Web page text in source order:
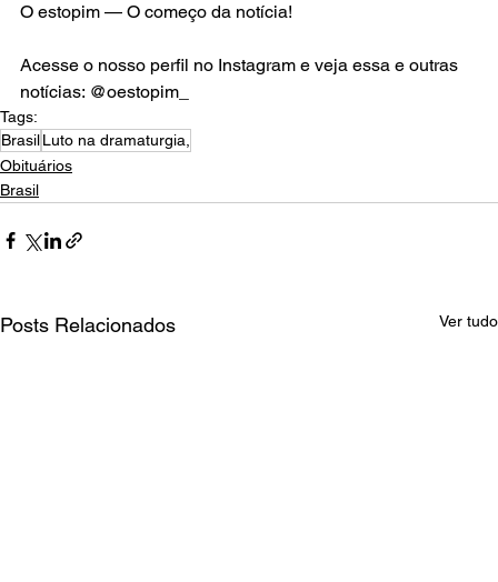
O estopim — O começo da notícia!
Acesse o nosso perfil no Instagram e veja essa e outras
notícias: @oestopim_
Tags:
BrasilLuto na dramaturgia,
Obituários
Brasil
Posts Relacionados Ver tudo